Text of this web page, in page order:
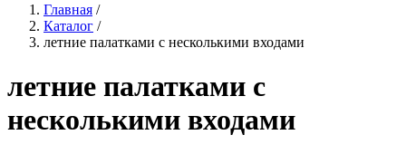
Главная /
Каталог /
летние палатками с несколькими входами
летние палатками с
несколькими входами